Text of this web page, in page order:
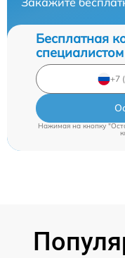
Бесплатная
специалистом
Нажимая на кнопку